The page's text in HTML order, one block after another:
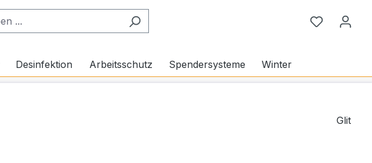
Du hast 0
Desinfektion Arbeitsschutz Spendersysteme Winter
Glit